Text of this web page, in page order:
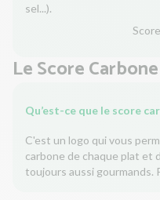
sel...).
Le Score Carbone
Qu’est-ce que le score
C'est un logo qui vous
carbone de chaque plat et
toujours aussi gourmands.